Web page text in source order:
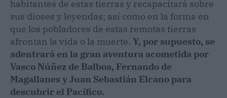
habitantes de estas tierras y recapacitará sobre
sus dioses y leyendas; así como en la forma en
que los pobladores de estas remotas tierras
afrontan la vida o la muerte. Y, por supuesto, se
adentrará en la gran aventura acometida por
Vasco Núñez de Balboa, Fernando de
Magallanes y Juan Sebastián Elcano para
descubrir el Pacífico.